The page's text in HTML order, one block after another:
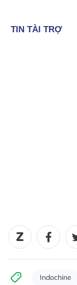
Indochine